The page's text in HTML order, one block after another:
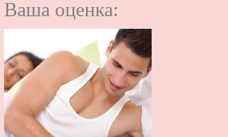
Ваша оценка: